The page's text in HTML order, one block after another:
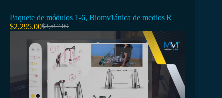
Paquete de módulos 1-6, Biomv1ánica de medios R
$3,597.00
$2,295.00